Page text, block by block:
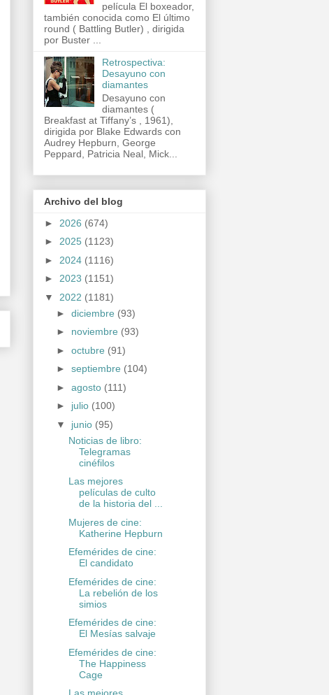
película El boxeador,
también conocida como El último
round ( Battling Butler) , dirigida
por Buster ...
Retrospectiva:
Desayuno con
diamantes
Desayuno con
diamantes (
Breakfast at Tiffany’s , 1961),
dirigida por Blake Edwards con
Audrey Hepburn, George
Peppard, Patricia Neal, Mick...
Archivo del blog
► 2026 (674)
► 2025 (1123)
► 2024 (1116)
► 2023 (1151)
▼ 2022 (1181)
► diciembre (93)
► noviembre (93)
► octubre (91)
► septiembre (104)
► agosto (111)
► julio (100)
▼ junio (95)
Noticias de libro:
Telegramas
cinéfilos
Las mejores
películas de culto
de la historia del ...
Mujeres de cine:
Katherine Hepburn
Efemérides de cine:
El candidato
Efemérides de cine:
La rebelión de los
simios
Efemérides de cine:
El Mesías salvaje
Efemérides de cine:
The Happiness
Cage